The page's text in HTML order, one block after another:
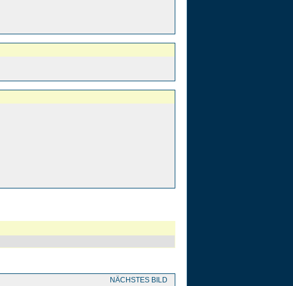
NÄCHSTES BILD